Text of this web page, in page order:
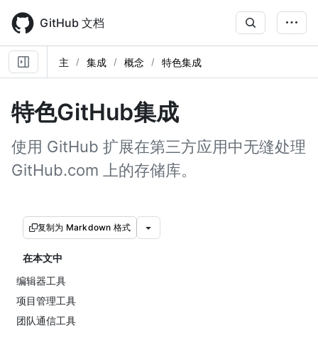
main
content
GitHub 文档
主 集成 概念 特色集成
特色GitHub集成
使用 GitHub 扩展在第三方应用中无缝处理
GitHub.com 上的存储库。
复制为 Markdown 格式
在本文中
编辑器工具
项目管理工具
团队通信工具